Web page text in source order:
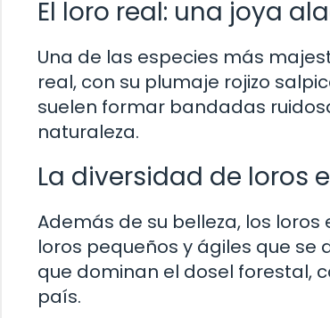
El loro real: una joya
Una de las especies más
real, con su plumaje rojizo
suelen formar bandadas
naturaleza.
La diversidad de loros
Además de su belleza, los
loros pequeños y ágiles que
que dominan el dosel forestal,
país.